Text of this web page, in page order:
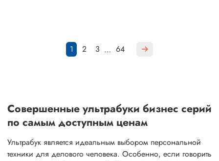
1 2 3 … 64
Совершенные ультрабуки бизнес серий
по самым доступным ценам
Ультрабук является идеальным выбором персональной
техники для делового человека. Особенно, если говорить